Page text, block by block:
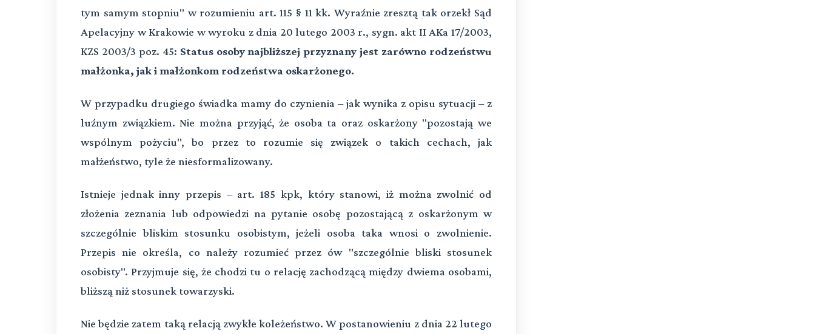
tym samym stopniu" w rozumieniu art. 115 § 11 kk. Wyraźnie zresztą tak orzekł Sąd
Apelacyjny w Krakowie w wyroku z dnia 20 lutego 2003 r., sygn. akt II AKa 17/2003,
KZS 2003/3 poz. 45: Status osoby najbliższej przyznany jest zarówno rodzeństwu
małżonka, jak i małżonkom rodzeństwa oskarżonego.
W przypadku drugiego świadka mamy do czynienia – jak wynika z opisu sytuacji – z
luźnym związkiem. Nie można przyjąć, że osoba ta oraz oskarżony "pozostają we
wspólnym pożyciu", bo przez to rozumie się związek o takich cechach, jak
małżeństwo, tyle że niesformalizowany.
Istnieje jednak inny przepis – art. 185 kpk, który stanowi, iż można zwolnić od
złożenia zeznania lub odpowiedzi na pytanie osobę pozostającą z oskarżonym w
szczególnie bliskim stosunku osobistym, jeżeli osoba taka wnosi o zwolnienie.
Przepis nie określa, co należy rozumieć przez ów "szczególnie bliski stosunek
osobisty". Przyjmuje się, że chodzi tu o relację zachodzącą między dwiema osobami,
bliższą niż stosunek towarzyski.
Nie będzie zatem taką relacją zwykłe koleżeństwo. W postanowieniu z dnia 22 lutego